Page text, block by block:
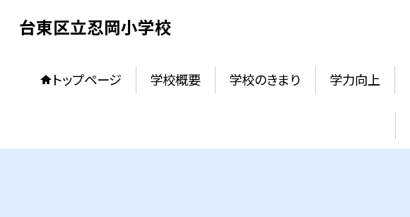
台東区立忍岡小学校
トップページ 学校概要 学校のきまり 学力向上